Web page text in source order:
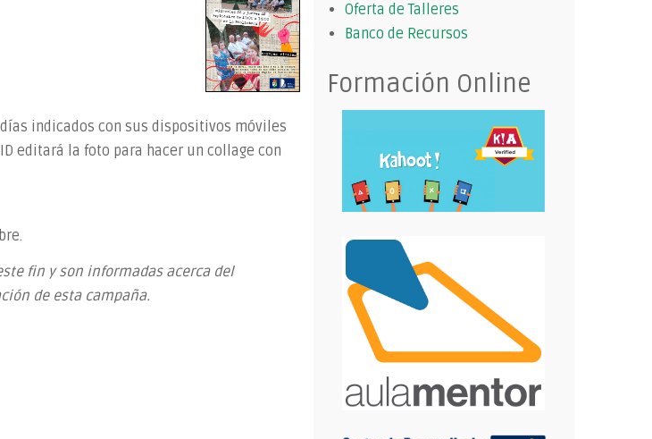
indicados con sus dispositivos móviles
editará la foto para hacer un collage con
fin y son informadas acerca del
de esta campaña.
Oferta de Talleres
Banco de Recursos
Formación Online